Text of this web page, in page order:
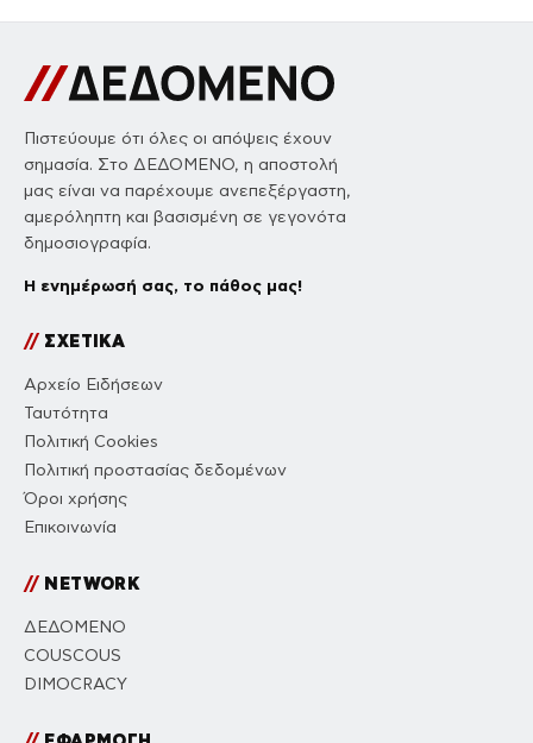
Πιστεύουμε ότι όλες οι απόψεις έχουν
σημασία. Στο ΔΕΔΟΜΕΝΟ, η αποστολή
μας είναι να παρέχουμε ανεπεξέργαστη,
αμερόληπτη και βασισμένη σε γεγονότα
δημοσιογραφία.
Η ενημέρωσή σας, το πάθος μας!
//ΣΧΕΤΙΚΑ
Αρχείο Ειδήσεων
Ταυτότητα
Πολιτική Cookies
Πολιτική προστασίας δεδομένων
Όροι χρήσης
Επικοινωνία
//NETWORK
ΔΕΔΟΜΕΝΟ
COUSCOUS
DIMOCRACY